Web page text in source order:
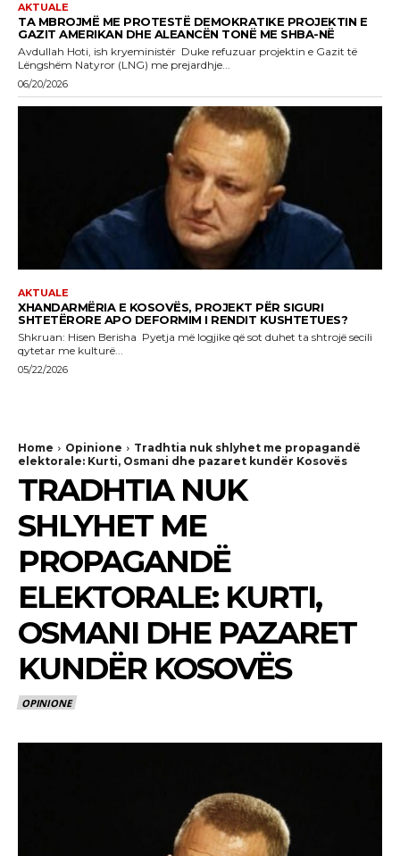
AKTUALE
TA MBROJMË ME PROTESTË DEMOKRATIKE PROJEKTIN E
GAZIT AMERIKAN DHE ALEANCËN TONË ME SHBA-NË
Avdullah Hoti, ish kryeministër Duke refuzuar projektin e Gazit të
Lëngshëm Natyror (LNG) me prejardhje...
06/20/2026
AKTUALE
XHANDARMËRIA E KOSOVËS, PROJEKT PËR SIGURI
SHTETËRORE APO DEFORMIM I RENDIT KUSHTETUES?
Shkruan: Hisen Berisha Pyetja më logjike që sot duhet ta shtrojë secili
qytetar me kulturë...
05/22/2026